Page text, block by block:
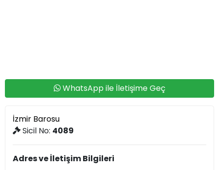
WhatsApp ile İletişime Geç
İzmir Barosu
Sicil No: 4089
Adres ve İletişim Bilgileri